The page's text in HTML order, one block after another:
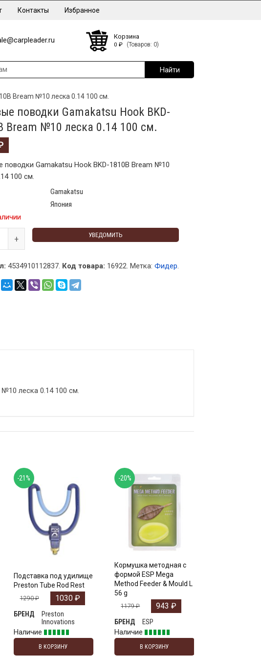
Контакты Избранное
Корзина
0 ₽ (Товаров: 0)
Bream №10 леска 0.14 100 см.
поводки Gamakatsu Hook BKD-
Bream №10 леска 0.14 100 см.
поводки Gamakatsu Hook BKD-1810B Bream №10
100 см.
Gamakatsu
Япония
УВЕДОМИТЬ
4534910112837. Код товара: 16922. Метка: Фидер.
леска 0.14 100 см.
Подставка под удилище
Preston Tube Rod Rest
1290₽ 1030 ₽
БРЕНД
Preston
Innovations
Наличие
В КОРЗИНУ
-21%
Кормушка методная с
формой ESP Mega
Method Feeder & Mould L
56 g
1179₽ 943₽
БРЕНД
ESP
Наличие
В КОРЗИНУ
-20%